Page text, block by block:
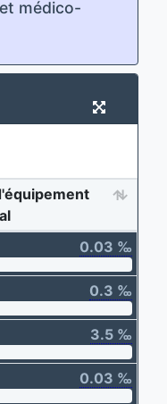
médico-
0.03 ‰
0.3 ‰
3.5 ‰
0.03 ‰